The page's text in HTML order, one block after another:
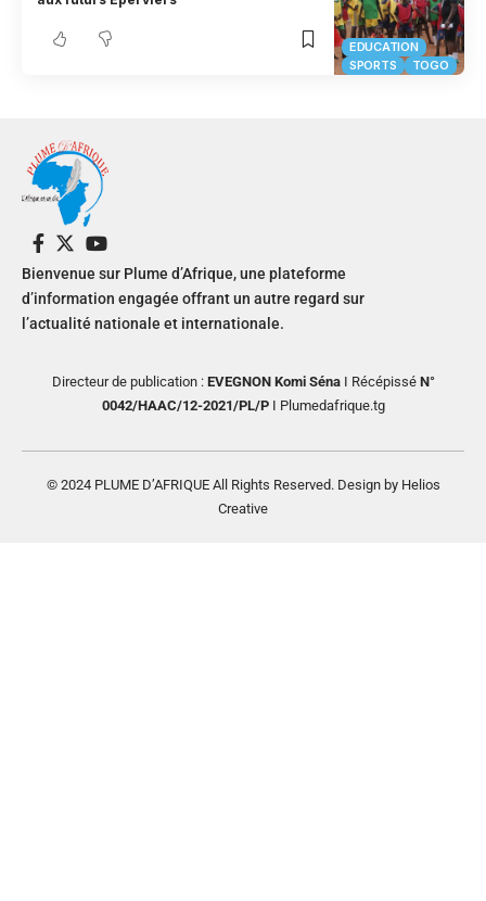
EDUCATION
SPORTS
TOGO
Bienvenue sur Plume d’Afrique, une plateforme
d’information engagée offrant un autre regard sur
l’actualité nationale et internationale.
Directeur de publication : EVEGNON Komi SénaI RécépisséN°
0042/HAAC/12-2021/PL/PI Plumedafrique.tg
© 2024 PLUME D’AFRIQUE All Rights Reserved. Design by Helios
Creative